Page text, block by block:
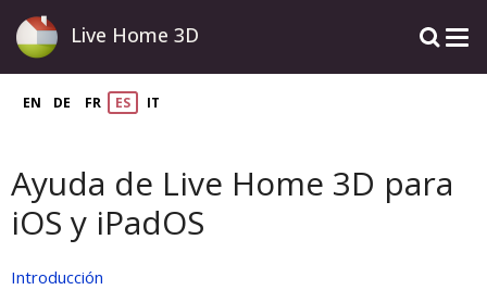
Live Home 3D
EN DE FR ES IT
Ayuda de Live Home 3D para
iOS y iPadOS
Introducción